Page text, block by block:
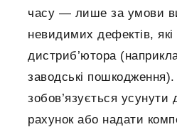
часу — лише за умови
невидимих дефектів,
дистриб’ютора
заводські
зобов’язується усунути
рахунок або надати